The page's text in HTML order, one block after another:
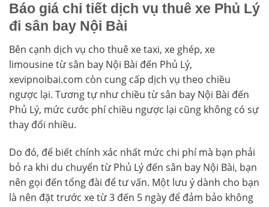
Báo giá chi tiết dịch vụ thuê xe Phủ Lý
đi sân bay Nội Bài
Bên cạnh dịch vụ cho thuê xe taxi, xe ghép, xe
limousine từ sân bay Nội Bài đến Phủ Lý,
xevipnoibai.com còn cung cấp dịch vụ theo chiều
ngược lại. Tương tự như chiều từ sân bay Nội Bài đến
Phủ Lý, mức cước phí chiều ngược lại cũng không có sự
thay đổi nhiều.
Do đó, để biết chính xác nhất mức chi phí mà bạn phải
bỏ ra khi du chuyển từ Phủ Lý đến sân bay Nội Bài, bạn
nên gọi đến tổng đài để tư vấn. Một lưu ý dành cho bạn
là nên đặt trước xe từ 3 đến 5 ngày để đảm bảo không